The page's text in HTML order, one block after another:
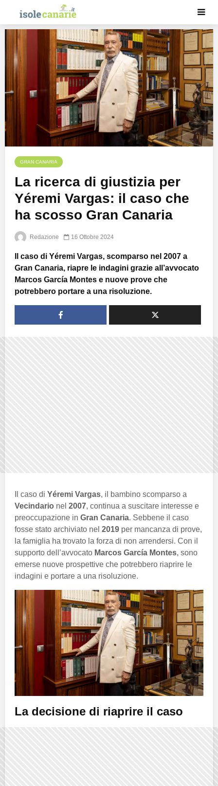
GRAN CANARIA
La ricerca di giustizia per
Yéremi Vargas: il caso che
ha scosso Gran Canaria
Redazione 16 Ottobre 2024
Il caso di Yéremi Vargas, scomparso nel 2007 a
Gran Canaria, riapre le indagini grazie all’avvocato
Marcos García Montes e nuove prove che
potrebbero portare a una risoluzione.
Il caso di Yéremi Vargas, il bambino scomparso a
Vecindario nel 2007, continua a suscitare interesse e
preoccupazione in Gran Canaria. Sebbene il caso
fosse stato archiviato nel 2019 per mancanza di prove,
la famiglia ha trovato la forza di non arrendersi. Con il
supporto dell’avvocato Marcos García Montes, sono
emerse nuove prospettive che potrebbero riaprire le
indagini e portare a una risoluzione.
La decisione di riaprire il caso